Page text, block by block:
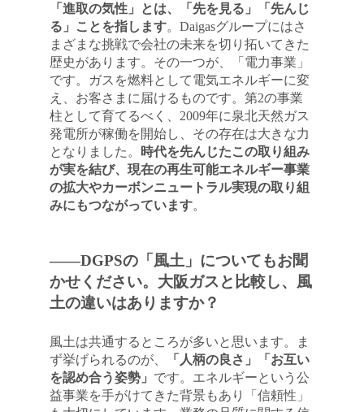
「進取の気性」とは、「先を見る」「先んじ
る」ことを指します。Daigasグループにはさ
まざまな挑戦で会社の未来を切り拓いてきた
歴史があります。その一つが、「電力事業」
です。ガスを燃料として電気エネルギーに変
え、お客さまに届けるものです。第2の事業
柱として育てるべく、2009年に泉北天然ガス
発電所が稼働を開始し、その存在は大きな力
となりました。 時代を先んじたこの取り組み
が実を結び、現在の再生可能エネルギー事業
の拡大やカーボンニュートラル実現の取り組
みにもつながっています。
――DGPSの「風土」についてもお聞
かせください。大阪ガスと比較し、風
土の違いはありますか？
風土は共通するところが多いと思います。ま
ず挙げられるのが、
「人柄の良さ」「お互い
を認め合う姿勢」 です。エネルギーという公
益事業を手がけてきた背景もあり「信頼性」